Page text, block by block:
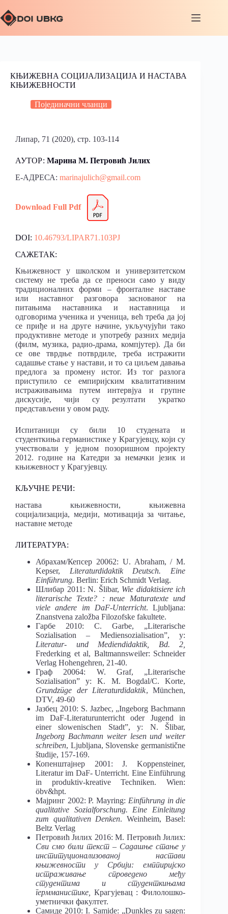
КЊИЖЕВНА СОЦИЈАЛИЗАЦИЈА И НАСТАВА
КЊИЖЕВНОСТИ
Појединачни чланци
Липар, 71 (2020), стр. 103-114
АУТОР: Марина M. Петровић Јилих
Е-АДРЕСА: marinajulich@gmail.com
Download Full Pdf
DOI: 10.46793/LIPAR71.103PJ
САЖЕТАК:
Књижевност у школском и универзитетском
систему не треба да се преноси само у виду
традиционалних форми – фронталне наставе
или наставног разговора заснованог на
питањима наставника и наставница и
одговорима ученика и ученица, већ треба да јој
се приђе и на друге начине, укључујући тако
продуктивне методе и употребу разних медија
(филм, музика, радио-драма, компјутер). Да би
се ове тврдње потврдиле, треба истражити
садашње стање у настави, и то са циљем давања
предлога за промену истог. Из тог разлога
приступило се емпиријским квалитативним
истраживањима путем интервјуа и групне
дискусије, чији су резултати укратко
представљени у овом раду.
Испитаници су били 10 студената и
студенткиња германистике у Крагујевцу, који су
учествовали у једном позоришном пројекту
2012. године на Катедри за немачки језик и
књижевност у Крагујевцу.
КЉУЧНЕ РЕЧИ:
настава књижевности, књижевна
социјализација, медији, мотивација за читање,
наставне методе
ЛИТЕРАТУРА:
Абрахам/Кепсер 20062: U. Abraham, / M.
Kepser, Literaturdidaktik Deutsch. Eine
Einführung. Berlin: Erich Schmidt Verlag.
Шлибар 2011: N. Šlibar, Wie didaktisiere ich
literarische Texte? : neue Maturatexte und
viele andere im DaF-Unterricht. Ljubljana:
Znanstvena založba Filozofske fakultete.
Гарбе 2010: C. Garbe, „Literarische
Sozialisation – Mediensozialisation”, у:
Literatur- und Mediendidaktik, Bd. 2,
Frederking et al, Baltmannsweiler: Schneider
Verlag Hohengehren, 21-40.
Граф 20064: W. Graf, „Literarische
Sozialisation” у: K. M. Bogdal/C. Korte,
Grundzüge der Literaturdidaktik, München,
DTV, 49-60
Јазбец 2010: S. Jazbec, „Ingeborg Bachmann
im DaF-Literaturunterricht oder Jugend in
einer slowenischen Stadt”, у: N. Šlibar,
Ingeborg Bachmann weiter lesen und weiter
schreiben, Ljubljana, Slovenske germanistične
študije, 157-169.
Копенштајнер 2001: J. Koppensteiner,
Literatur im DaF- Unterricht. Eine Einführung
in produktiv-kreative Techniken. Wien:
öbv&hpt.
Мајринг 2002: P. Mayring: Einführung in die
qualitative Sozialforschung. Eine Einleitung
zum qualitativen Denken. Weinheim, Basel:
Beltz Verlag
Петровић Јилих 2016: М. Петровић Јилих:
Сви смо били текст – Садашње стање у
институционализованој настави
књижевности у Србији: емппиријско
истраживање спроведено међу
студентима и студенткињама
гермманистике, Крагујевац : Филолошко-
уметнички факултет.
Самиде 2010: I. Samide: „Dunkles zu sagen: